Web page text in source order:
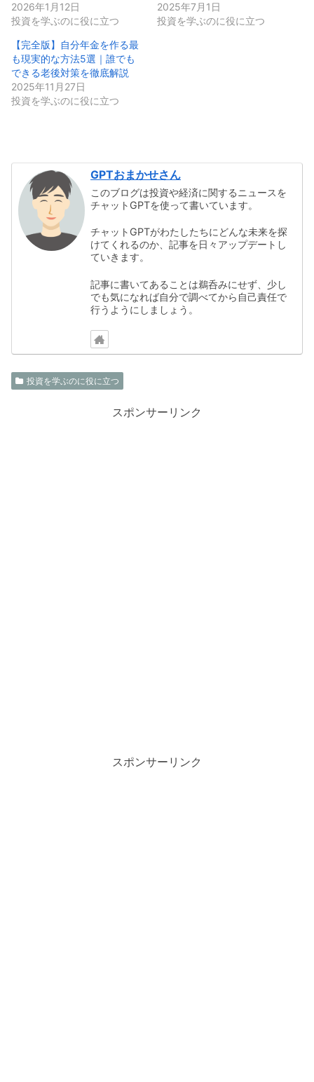
2026年1月12日
投資を学ぶのに役に立つ
2025年7月1日
投資を学ぶのに役に立つ
【完全版】自分年金を作る最
も現実的な方法5選｜誰でも
できる老後対策を徹底解説
2025年11月27日
投資を学ぶのに役に立つ
GPTおまかせさん
このブログは投資や経済に関するニュースを
チャットGPTを使って書いています。
チャットGPTがわたしたちにどんな未来を探
けてくれるのか、記事を日々アップデートし
ていきます。
記事に書いてあることは鵜呑みにせず、少し
でも気になれば自分で調べてから自己責任で
行うようにしましょう。
投資を学ぶのに役に立つ
スポンサーリンク
スポンサーリンク